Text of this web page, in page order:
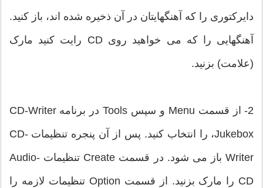
دایرکتوری را که آهنگهایتان در آن ذخیره شده اند، باز کنید.
آهنگهایی را که می خواهید روی CD رایت کنید مارک
(علامت) بزنید.
2- از قسمت Menu و سپس Tools در برنامه CD-Writer
،Jukebox را انتخاب کنید. پس از آن پنجره تنظیمات CD-
Writer باز می شود. در قسمت Create تنظیمات Audio-
CD را مارک بزنید. از قسمت Option تنظیمات لازمه را